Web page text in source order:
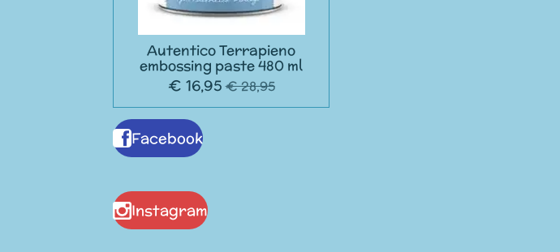
Autentico Terrapieno
embossing paste 480 ml
€ 16,95 € 28,95
Facebook
Instagram